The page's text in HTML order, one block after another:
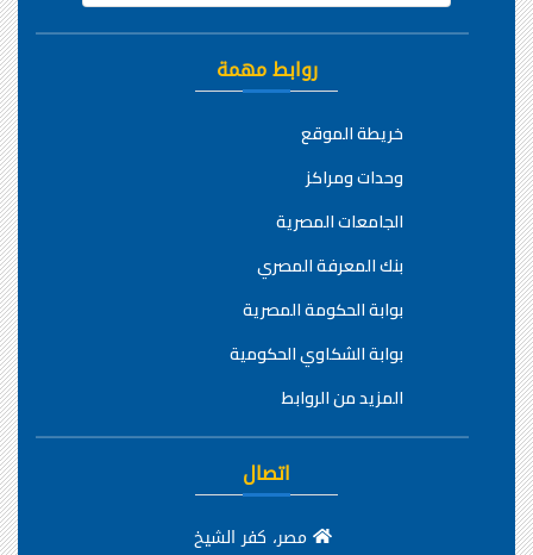
روابط مهمة
خريطة الموقع
وحدات ومراكز
الجامعات المصرية
بنك المعرفة المصري
بوابة الحكومة المصرية
بوابة الشكاوي الحكومية
المزيد من الروابط
اتصال
مصر، كفر الشيخ